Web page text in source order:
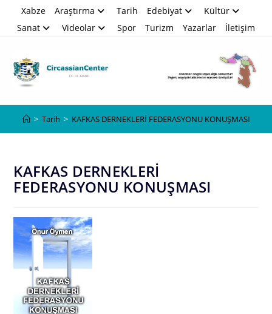
Xabze Araştırma Tarih Edebiyat
Kültür
Sanat
Videolar Spor Turizm Yazarlar İletişim
> Tarih > KAFKAS DERNEKLERİ FEDERASYONU KONUŞMASI
KAFKAS DERNEKLERİ
FEDERASYONU KONUŞMASI